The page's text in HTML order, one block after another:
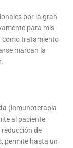
por la gran
para mis
como tratamiento
marcan la
(inmunoterapia
al paciente
de
permite hasta un